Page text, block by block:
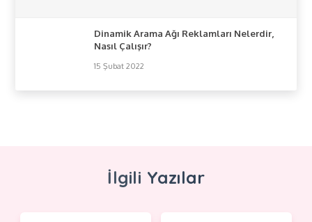
Dinamik Arama Ağı Reklamları Nelerdir,
Nasıl Çalışır?
15 Şubat 2022
İlgili Yazılar